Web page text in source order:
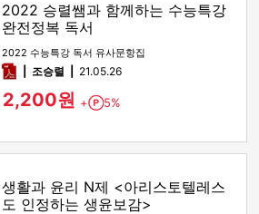
2022 승렬쌤과 함께하는 수능특강
완전정복 독서
2022 수능특강 독서 유사문항집
pdf조승렬 21.05.26
2,200원 + Point
5%
생활과 윤리 N제 <아리스토텔레스
도 인정하는 생윤보감>